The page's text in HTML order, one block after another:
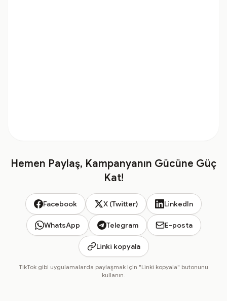
Hemen Paylaş, Kampanyanın Gücüne Güç
Kat!
Facebook X (Twitter) LinkedIn
WhatsApp Telegram E-posta
Linki kopyala
TikTok gibi uygulamalarda paylaşmak için "Linki kopyala" butonunu
kullanın.